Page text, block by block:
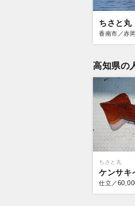
ちさと丸
香南市／赤
高知県の
ちさと丸
ケンサキ
仕立／